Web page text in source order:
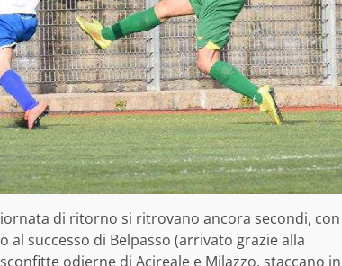
di ritorno si ritrovano ancora secondi, con
al successo di Belpasso (arrivato grazie alla
odierne di Acireale e Milazzo, staccano in